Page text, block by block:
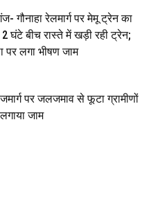
गौनाहा रेलमार्ग पर मेमू ट्रेन का
घंटे बीच रास्ते में खड़ी रही ट्रेन;
पर लगा भीषण जाम
पर जलजमाव से फूटा ग्रामीणों
जाम